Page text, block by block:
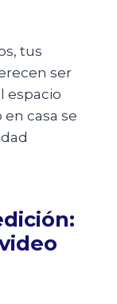
tus
ser
espacio
casa se